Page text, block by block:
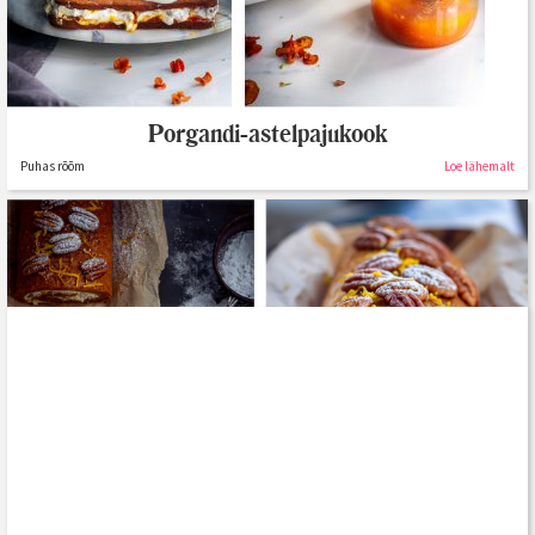
Porgandi-astelpajukook
Puhas rõõm Loe lähemalt